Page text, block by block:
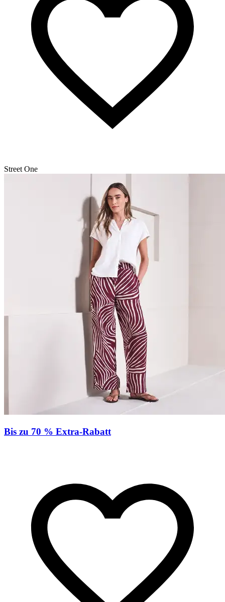
Street One
Bis zu 70 % Extra-Rabatt